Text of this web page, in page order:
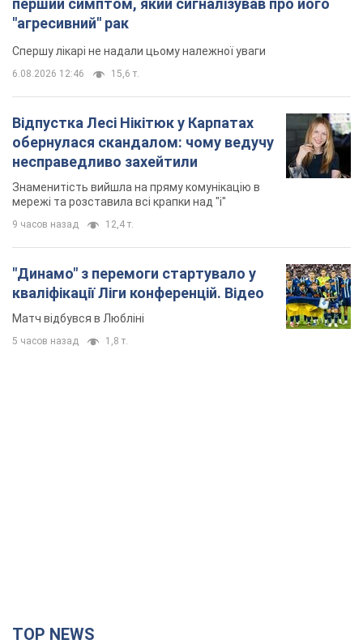
Знаменитість вийшла на пряму комунікацію в
"Динамо" з перемоги стартувало у
кваліфікації Ліги конференцій. Відео
Матч відбувся в Любліні
5 часов назад 1,8 т.